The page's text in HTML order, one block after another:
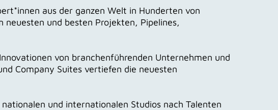
aus der ganzen Welt in Hunderten von
neuesten und besten Projekten, Pipelines,
von branchenführenden Unternehmen und
Company Suites vertiefen die neuesten
und internationalen Studios nach Talenten